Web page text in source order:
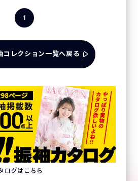
1
コレクション一覧へ戻る
ログはこちら